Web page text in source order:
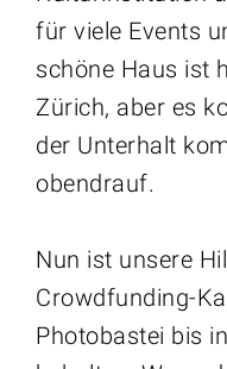
für viele Events
schöne Haus ist
Zürich, aber es
der Unterhalt
obendrauf.
Nun ist unsere
Crowdfunding-
Photobastei bis